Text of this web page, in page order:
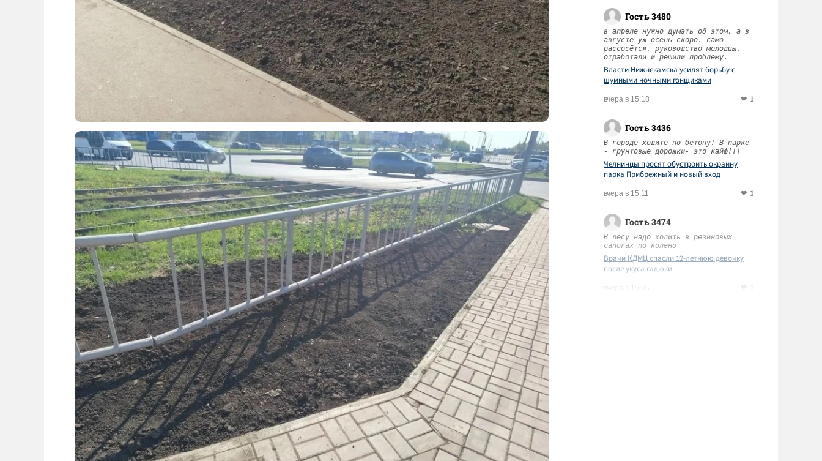
Гость 3480
в апреле нужно думать об этом, а в
августе уж осень скоро. само
рассосётся. руководство молодцы.
отработали и решили проблему.
Власти Нижнекамска усилят борьбу с
шумными ночными гонщиками
вчера в 15:18 1
Гость 3436
В городе ходите по бетону! В парке
- грунтовые дорожки- это кайф!!!
Челнинцы просят обустроить окраину
парка Прибрежный и новый вход
вчера в 15:11 1
Гость 3474
В лесу надо ходить в резиновых
сапогах по колено
Врачи КДМЦ спасли 12-летнюю девочку
после укуса гадюки